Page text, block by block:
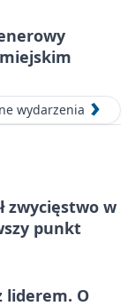
wydarzenia
zwycięstwo w
punkt
liderem. O